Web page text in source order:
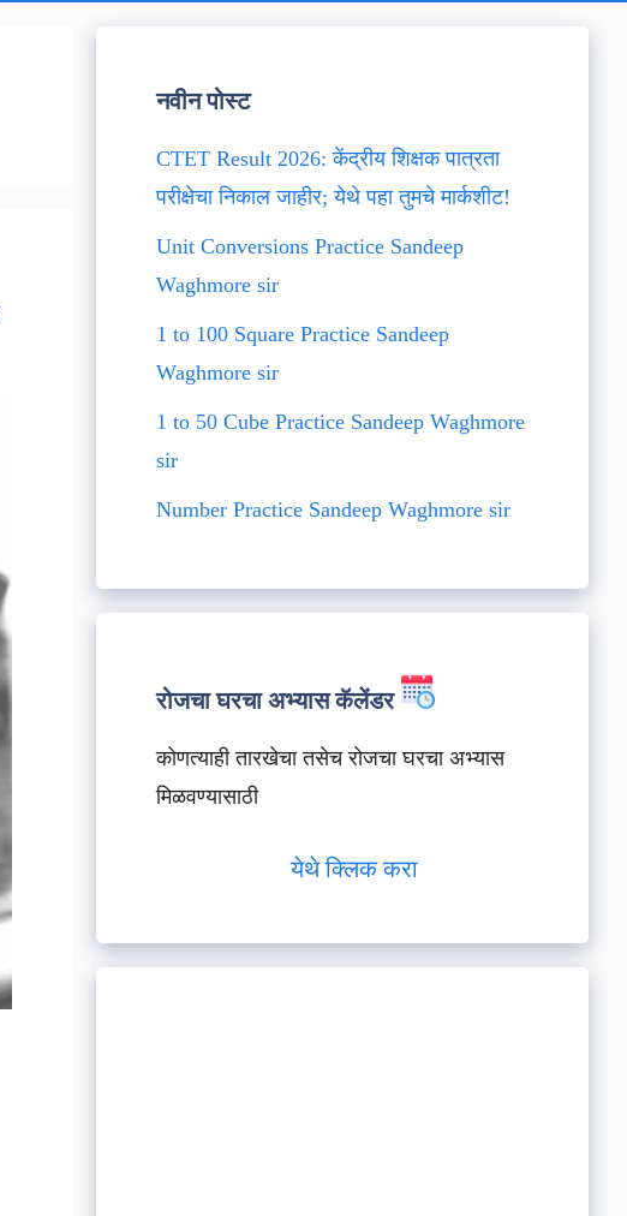
नवीन पोस्ट
CTET Result 2026: केंद्रीय शिक्षक पात्रता
परीक्षेचा निकाल जाहीर; येथे पहा तुमचे मार्कशीट!
Unit Conversions Practice Sandeep
Waghmore sir
1 to 100 Square Practice Sandeep
Waghmore sir
1 to 50 Cube Practice Sandeep Waghmore
sir
Number Practice Sandeep Waghmore sir
रोजचा घरचा अभ्यास कॅलेंडर
कोणत्याही तारखेचा तसेच रोजचा घरचा अभ्यास
मिळवण्यासाठी
येथे क्लिक करा